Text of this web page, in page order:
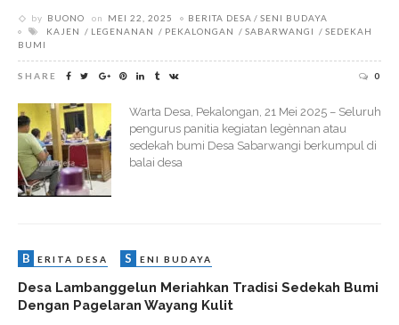
by BUONO on MEI 22, 2025 BERITA DESA
SENI BUDAYA
KAJEN
LEGENANAN PEKALONGAN SABARWANGI
SEDEKAH
BUMI
SHARE 0
Warta Desa, Pekalongan, 21 Mei 2025 – Seluruh
pengurus panitia kegiatan legènnan atau
sedekah bumi Desa Sabarwangi berkumpul di
balai desa
B ERITA DESA S ENI BUDAYA
Desa Lambanggelun Meriahkan Tradisi Sedekah Bumi
Dengan Pagelaran Wayang Kulit